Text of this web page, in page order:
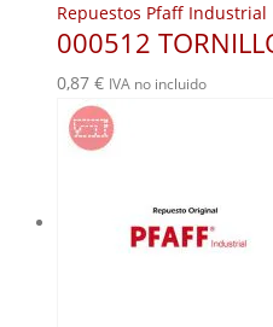
Repuestos Pfaff Industrial
000512
0,87 € IVA no incluido